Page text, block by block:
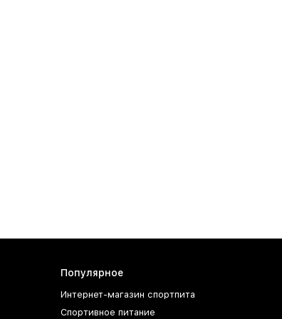
Популярное
Интернет-магазин спортпита
Спортивное питание